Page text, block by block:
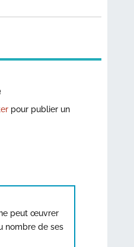
pour publier un
peut œuvrer
nombre de ses